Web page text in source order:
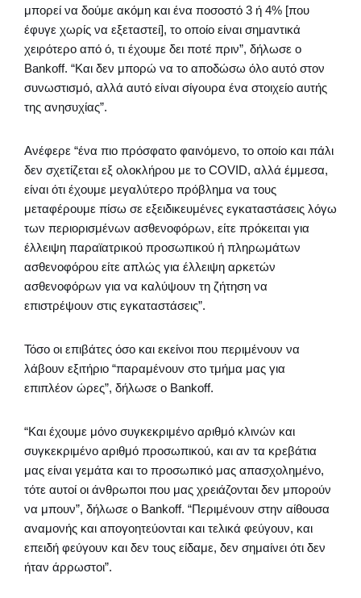
μπορεί να δούμε ακόμη και ένα ποσοστό 3 ή 4% [που
έφυγε χωρίς να εξεταστεί], το οποίο είναι σημαντικά
χειρότερο από ό, τι έχουμε δει ποτέ πριν”, δήλωσε ο
Bankoff. “Και δεν μπορώ να το αποδώσω όλο αυτό στον
συνωστισμό, αλλά αυτό είναι σίγουρα ένα στοιχείο αυτής
της ανησυχίας”.
Ανέφερε “ένα πιο πρόσφατο φαινόμενο, το οποίο και πάλι
δεν σχετίζεται εξ ολοκλήρου με το COVID, αλλά έμμεσα,
είναι ότι έχουμε μεγαλύτερο πρόβλημα να τους
μεταφέρουμε πίσω σε εξειδικευμένες εγκαταστάσεις λόγω
των περιορισμένων ασθενοφόρων, είτε πρόκειται για
έλλειψη παραϊατρικού προσωπικού ή πληρωμάτων
ασθενοφόρου είτε απλώς για έλλειψη αρκετών
ασθενοφόρων για να καλύψουν τη ζήτηση να
επιστρέψουν στις εγκαταστάσεις”.
Τόσο οι επιβάτες όσο και εκείνοι που περιμένουν να
λάβουν εξιτήριο “παραμένουν στο τμήμα μας για
επιπλέον ώρες”, δήλωσε ο Bankoff.
“Και έχουμε μόνο συγκεκριμένο αριθμό κλινών και
συγκεκριμένο αριθμό προσωπικού, και αν τα κρεβάτια
μας είναι γεμάτα και το προσωπικό μας απασχολημένο,
τότε αυτοί οι άνθρωποι που μας χρειάζονται δεν μπορούν
να μπουν”, δήλωσε ο Bankoff. “Περιμένουν στην αίθουσα
αναμονής και απογοητεύονται και τελικά φεύγουν, και
επειδή φεύγουν και δεν τους είδαμε, δεν σημαίνει ότι δεν
ήταν άρρωστοι”.